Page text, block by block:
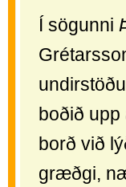
Í sögunni
boðið
borð við
græðgi,